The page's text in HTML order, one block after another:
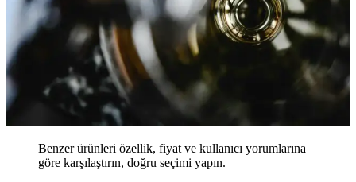
Benzer ürünleri özellik, fiyat ve kullanıcı yorumlarına
göre karşılaştırın, doğru seçimi yapın.